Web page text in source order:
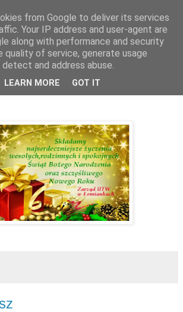
from Google to deliver its services
Your IP address and user-agent are
along with performance and security
quality of service, generate usage
and address abuse.
LEARN MORE GOT IT